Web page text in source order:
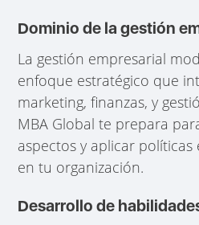
Dominio de la gestión
La gestión empresarial
enfoque estratégico que
marketing, finanzas, y
MBA Global te prepara
aspectos y aplicar políticas
en tu organización.
Desarrollo de